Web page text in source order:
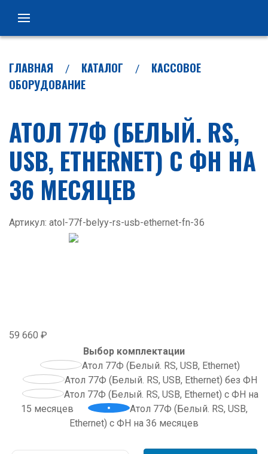
ГЛАВНАЯ КАТАЛОГ
КАССОВОЕ
ОБОРУДОВАНИЕ
АТОЛ 77Ф (БЕЛЫЙ. RS,
USB, ETHERNET) С ФН НА
36 МЕСЯЦЕВ
Артикул: atol-77f-belyy-rs-usb-ethernet-fn-36
59 660 ₽
Выбор комплектации
Атол 77Ф (Белый. RS, USB, Ethernet)
Атол 77Ф (Белый. RS, USB, Ethernet) без ФН
Атол 77Ф (Белый. RS, USB, Ethernet) с ФН на
15 месяцев
Атол 77Ф (Белый. RS, USB,
Ethernet) с ФН на 36 месяцев